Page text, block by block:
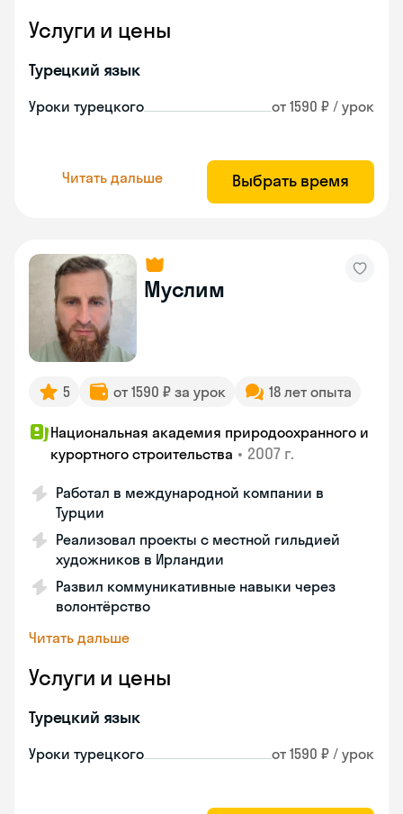
Услуги и цены
Турецкий язык
Уроки турецкого от 1590 ₽ / урок
Читать дальше Выбрать время
Муслим
5 от 1590 ₽ за урок 18 лет опыта
Национальная академия природоохранного и
курортного строительства • 2007 г.
Работал в международной компании в
Турции
Реализовал проекты с местной гильдией
художников в Ирландии
Развил коммуникативные навыки через
волонтёрство
Читать дальше
Услуги и цены
Турецкий язык
Уроки турецкого от 1590 ₽ / урок